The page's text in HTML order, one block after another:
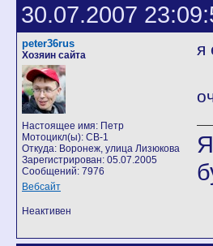
30.07.2007
peter36rus
Хозяин сайта
Настоящее имя: Петр
Мотоцикл(ы): CB-1
Откуда: Воронеж, улица Лизюкова
Зарегистрирован: 05.07.2005
Сообщений: 7976
Вебсайт
я
Неактивен